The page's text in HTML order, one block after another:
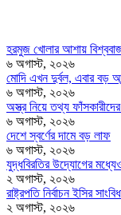
হরমুজ খোলার আশায়
৬ অগাস্ট, ২০২৬
মোদি এখন দুর্বল, এবার বড়
৬ অগাস্ট, ২০২৬
অস্ত্র নিয়ে তথ্য
৬ অগাস্ট, ২০২৬
দেশে স্বর্ণের দামে বড় লাফ
৬ অগাস্ট, ২০২৬
যুদ্ধবিরতির উদ্যোগের
২ অগাস্ট, ২০২৬
রাষ্ট্রপতি নির্বাচন ইসির
২ অগাস্ট, ২০২৬